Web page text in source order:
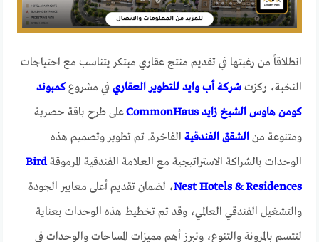
انطلاقاً من رغبتها في تقديم منتج عقاري مبتكر يتناسب مع احتياجات
النخبة، ركزتشركة أب وايد للتطوير العقاري في مشروعكمبوند
كومن هاوس الشيخ زايد CommonHaus
على طرح باقة حصرية
ومتنوعة منالشقق الفندقية الفاخرة. تم تطوير وتصميم هذه
الوحدات بالشراكة الاستراتيجية مع العلامة الفندقية المرموقةBird
Nest Hotels & Residences، لضمان تقديم أعلى معايير الجودة
والتشغيل الفندقي العالمي، وقد تم تخطيط هذه الوحدات بعناية
لتتسم بالمرونة والتنوع، وتبرز أهم مميزات المساحات والوحدات في